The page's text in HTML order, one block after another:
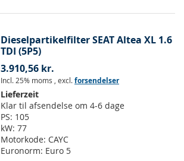
Dieselpartikelfilter SEAT Altea XL 1.6
TDI (5P5)
3.910,56 kr.
Incl. 25% moms , excl.forsendelser
Lieferzeit
Klar til afsendelse om 4-6 dage
PS: 105
kW: 77
Motorkode: CAYC
Euronorm: Euro 5